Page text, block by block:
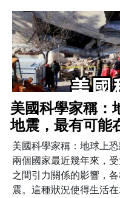
美國科學家稱：
地震，最有可能
美國科學家稱：地球上
兩個國家最近幾年來，
之間引力關係的影響，
震。這種狀況使得生活